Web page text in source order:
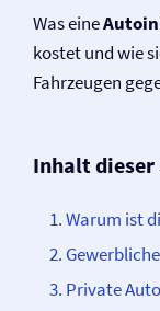
Was eine
kostet und wie
Fahrzeugen
Inhalt dieser
Warum ist
Private